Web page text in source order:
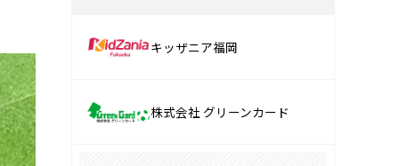
キッザニア福岡
株式会社 グリーンカード